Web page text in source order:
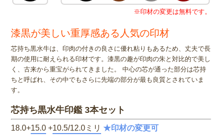
※印材の変更は無料です。
漆黒が美しい重厚感ある人気の印材
芯持ち黒水牛は、印肉の付きの良さに優れ粘りもあるため、丈夫で長
期の使用に耐えられる印材です。漆黒の趣が印肉の朱と対比的で美し
く、古来から重宝がられてきました。 中心の芯が通った部分は芯持
ちと呼ばれ、その中でもさらに先端の部分が最も良質とされていま
す。
芯持ち黒水牛印鑑 3本セット
18.0+15.0 +10.5/12.0ミリ ★印材の変更可